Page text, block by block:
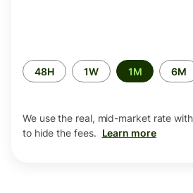
Time
period
48H 1W 1M 6M
We use the real, mid-market rate
to hide the fees. Learn more